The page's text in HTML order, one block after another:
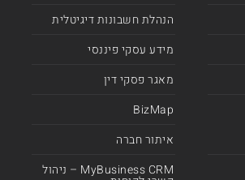
הנהלת חשבונות דיגיטלית
מידע עסקי פיננסי
מאגר פסקי דין
BizMap
איתור חברה
MyBusiness CRM – ניהול